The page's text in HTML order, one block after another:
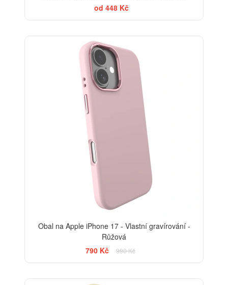
od 448 Kč
Obal na Apple iPhone 17 - Vlastní gravírování -
Růžová
790 Kč
990 Kč